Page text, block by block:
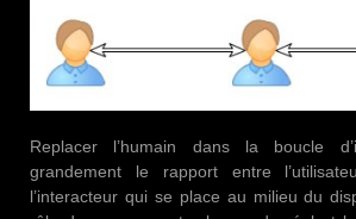
Replacer l’humain dans la boucle
grandement le rapport entre
l’interacteur qui se place au milieu du